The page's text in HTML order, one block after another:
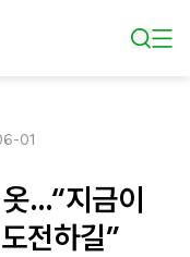
01
…“지금이
전하길”